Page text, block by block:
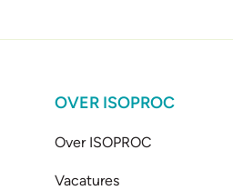
OVER ISOPROC
Over ISOPROC
Vacatures